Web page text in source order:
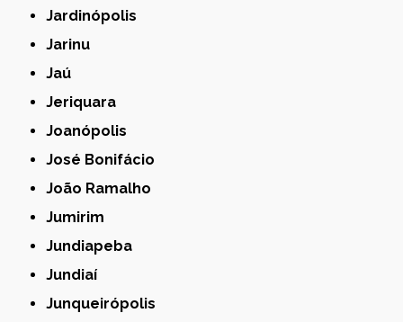
Jardinópolis
Jarinu
Jaú
Jeriquara
Joanópolis
José Bonifácio
João Ramalho
Jumirim
Jundiapeba
Jundiaí
Junqueirópolis